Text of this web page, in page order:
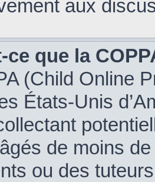
aux
ce que la
(Child Online
États-Unis
de moins
ou des